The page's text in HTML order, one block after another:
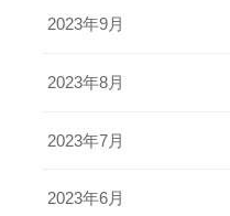
2023年9月
2023年8月
2023年7月
2023年6月